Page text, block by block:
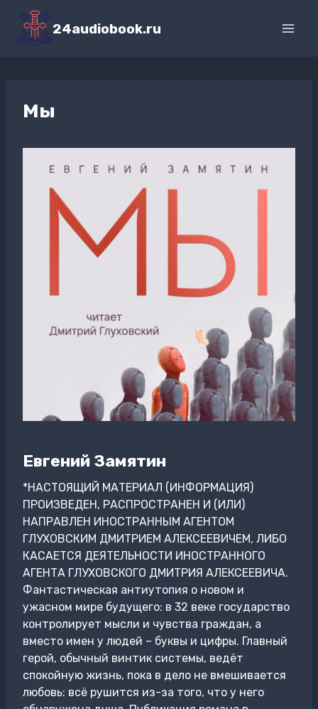
Перейти
содержимому
24audiobook.ru
Мы
Евгений Замятин
*НАСТОЯЩИЙ МАТЕРИАЛ (ИНФОРМАЦИЯ)
ПРОИЗВЕДЕН, РАСПРОСТРАНЕН И (ИЛИ)
НАПРАВЛЕН ИНОСТРАННЫМ АГЕНТОМ
ГЛУХОВСКИМ ДМИТРИЕМ АЛЕКСЕЕВИЧЕМ, ЛИБО
КАСАЕТСЯ ДЕЯТЕЛЬНОСТИ ИНОСТРАННОГО
АГЕНТА ГЛУХОВСКОГО ДМИТРИЯ АЛЕКСЕЕВИЧА.
Фантастическая антиутопия о новом и
ужасном мире будущего: в 32 веке государство
контролирует мысли и чувства граждан, а
вместо имен у людей – буквы и цифры. Главный
герой, обычный винтик системы, ведёт
спокойную жизнь, пока в дело не вмешивается
любовь: всё рушится из-за того, что у него